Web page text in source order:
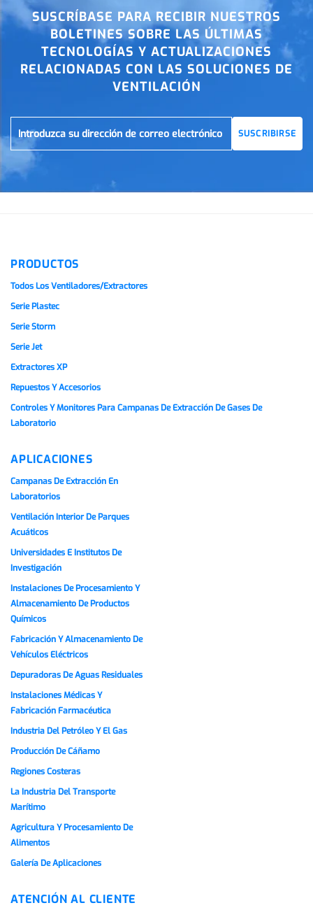
SUSCRÍBASE PARA RECIBIR NUESTROS
BOLETINES SOBRE LAS ÚLTIMAS
TECNOLOGÍAS Y ACTUALIZACIONES
RELACIONADAS CON LAS SOLUCIONES DE
VENTILACIÓN
SUSCRIBIRSE
PRODUCTOS
Todos Los Ventiladores/extractores
Serie Plastec
Serie Storm
Serie Jet
Extractores XP
Repuestos Y Accesorios
Controles Y Monitores Para Campanas De Extracción De Gases De
Laboratorio
APLICACIONES
Campanas De Extracción En
Laboratorios
Ventilación Interior De Parques
Acuáticos
Universidades E Institutos De
Investigación
Instalaciones De Procesamiento Y
Almacenamiento De Productos
Químicos
Fabricación Y Almacenamiento De
Vehículos Eléctricos
Depuradoras De Aguas Residuales
Instalaciones Médicas Y
Fabricación Farmacéutica
Industria Del Petróleo Y El Gas
Producción De Cáñamo
Regiones Costeras
La Industria Del Transporte
Marítimo
Agricultura Y Procesamiento De
Alimentos
Galería De Aplicaciones
ATENCIÓN AL CLIENTE